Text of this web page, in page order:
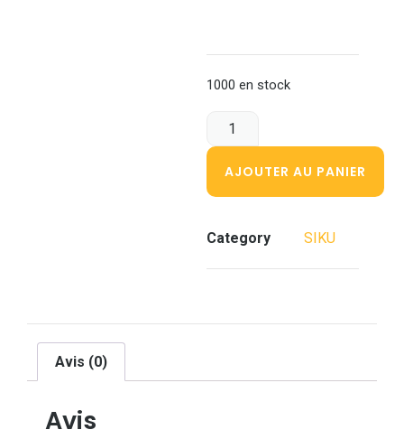
1000 en stock
AJOUTER AU PANIER
Category SIKU
Avis (0)
Avis